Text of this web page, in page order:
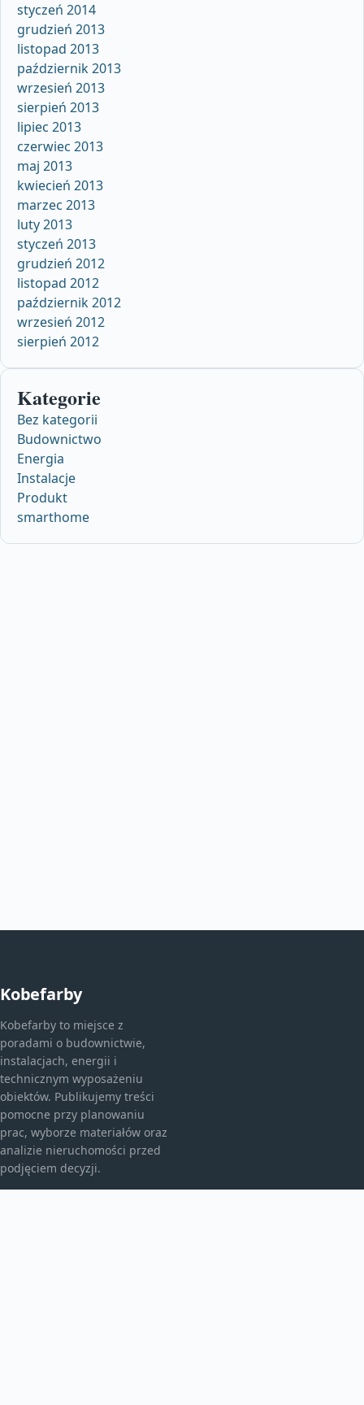
styczeń 2014
grudzień 2013
listopad 2013
październik 2013
wrzesień 2013
sierpień 2013
lipiec 2013
czerwiec 2013
maj 2013
kwiecień 2013
marzec 2013
luty 2013
styczeń 2013
grudzień 2012
listopad 2012
październik 2012
wrzesień 2012
sierpień 2012
Kategorie
Bez kategorii
Budownictwo
Energia
Instalacje
Produkt
smarthome
Kobefarby
Kobefarby to miejsce z
poradami o budownictwie,
instalacjach, energii i
technicznym wyposażeniu
obiektów. Publikujemy treści
pomocne przy planowaniu
prac, wyborze materiałów oraz
analizie nieruchomości przed
podjęciem decyzji.